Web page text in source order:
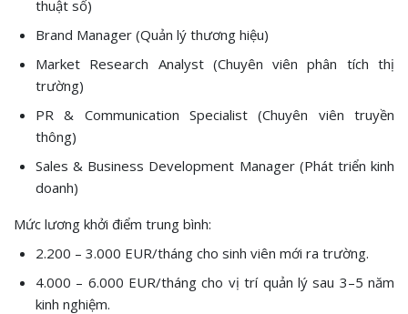
thuật số)
Brand Manager (Quản lý thương hiệu)
Market Research Analyst (Chuyên viên phân tích thị
trường)
PR & Communication Specialist (Chuyên viên truyền
thông)
Sales & Business Development Manager (Phát triển kinh
doanh)
Mức lương khởi điểm trung bình:
2.200 – 3.000 EUR/tháng cho sinh viên mới ra trường.
4.000 – 6.000 EUR/tháng cho vị trí quản lý sau 3–5 năm
kinh nghiệm.